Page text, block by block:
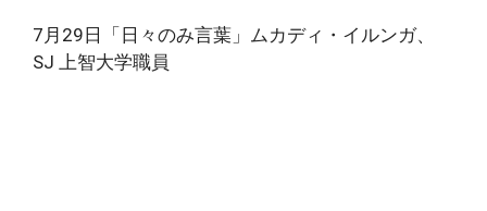
7月29日「日々のみ言葉」ムカディ・イルンガ、
SJ 上智大学職員